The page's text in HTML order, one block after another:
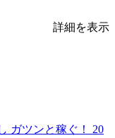
詳細を表示